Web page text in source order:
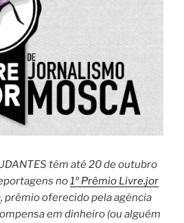
têm até 20 de outubro
no 1º Prêmio Livre.jor
, prêmio oferecido pela agência
em dinheiro (ou alguém